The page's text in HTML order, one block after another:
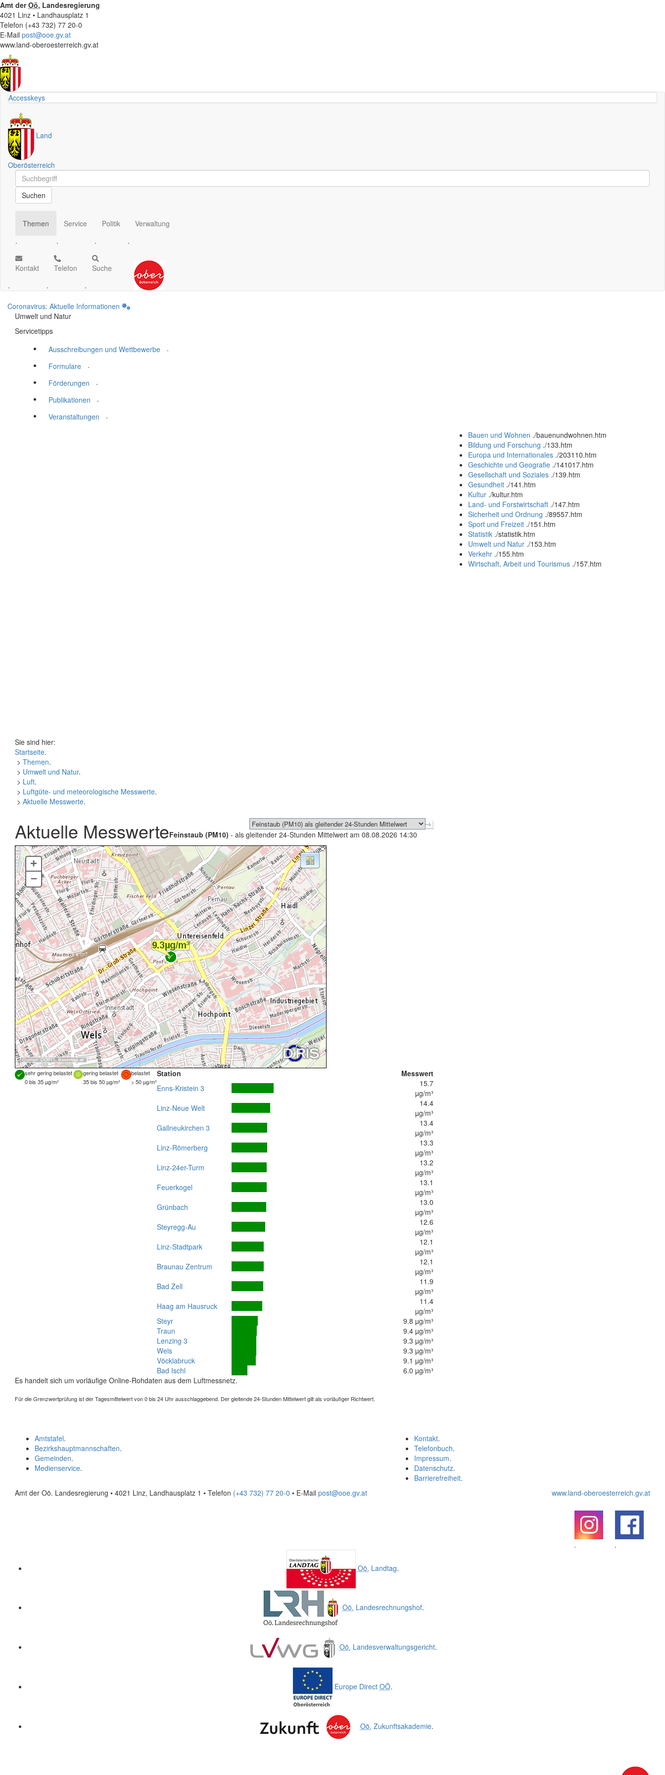
Amt derOö. Landesregierung
4021 Linz • Landhausplatz 1
Telefon (+43 732) 77 20-0
E-Mail post@ooe.gv.at
www.land-oberoesterreich.gv.at
Accesskeys
Land
Oberösterreich
Schnellsuche
Schnellsuche
Suchen
Themen
.
Service
.
Politik
.
Verwaltung
.
Kontakt
.
Telefon
.
Suche
.
Coronavirus: Aktuelle Informationen
Umwelt und Natur
Servicetipps
Ausschreibungen und Wettbewerbe
.
Formulare
.
Förderungen
.
Publikationen
.
Veranstaltungen
.
Bauen und Wohnen ./bauenundwohnen.htm
Bildung und Forschung ./133.htm
Europa und Internationales ./203110.htm
Geschichte und Geografie ./141017.htm
Gesellschaft und Soziales ./139.htm
Gesundheit ./141.htm
Kultur ./kultur.htm
Land- und Forstwirtschaft ./147.htm
Sicherheit und Ordnung ./89557.htm
Sport und Freizeit ./151.htm
Statistik ./statistik.htm
Umwelt und Natur ./153.htm
Verkehr ./155.htm
Wirtschaft, Arbeit und Tourismus ./157.htm
Sie sind hier:
Startseite.
> Themen.
> Umwelt und Natur.
> Luft.
> Luftgüte- und meteorologische Messwerte.
> Aktuelle Messwerte.
Aktuelle MesswerteFeinstaub (PM10) - als gleitender 24-Stunden Mittelwert am 08.08.2026 14:30
Quellen: DORIS, basemap.at
+
–
sehr gering belastet gering belastet
belastet
0 bis 35 µg/m³
35 bis 50 µg/m³ > 50 µg/m³
Station
Messwert
Enns-Kristein 3
15.7
µg/m³
Linz-Neue Welt
14.4
µg/m³
Gallneukirchen 3
13.4
µg/m³
Linz-Römerberg
13.3
µg/m³
Linz-24er-Turm
13.2
µg/m³
Feuerkogel
13.1
µg/m³
Grünbach
13.0
µg/m³
Steyregg-Au
12.6
µg/m³
Linz-Stadtpark
12.1
µg/m³
Braunau Zentrum
12.1
µg/m³
Bad Zell
11.9
µg/m³
Haag am Hausruck
11.4
µg/m³
Steyr
9.8 µg/m³
Traun
9.4 µg/m³
Lenzing 3
9.3 µg/m³
Wels
9.3 µg/m³
Vöcklabruck
9.1 µg/m³
Bad Ischl
6.0 µg/m³
Es handelt sich um vorläufige Online-Rohdaten aus dem Luftmessnetz.
Für die Grenzwertprüfung ist der Tagesmittelwert von 0 bis 24 Uhr ausschlaggebend. Der gleitende 24-Stunden Mittelwert gilt als vorläufiger Richtwert.
Kontakt.
Telefonbuch.
Impressum.
Datenschutz.
Barrierefreiheit.
Amtstafel.
Bezirkshauptmannschaften.
Gemeinden.
Medienservice.
Amt der Oö. Landesregierung • 4021 Linz, Landhausplatz 1 • Telefon (+43 732) 77 20-0 • E-Mail post@ooe.gv.at www.land-oberoesterreich.gv.at
.
.
Oö. Landtag.
Oö. Landesrechnungshof.
Oö. Landesverwaltungsgericht.
Europe Direct OÖ.
Oö. Zukunftsakademie.